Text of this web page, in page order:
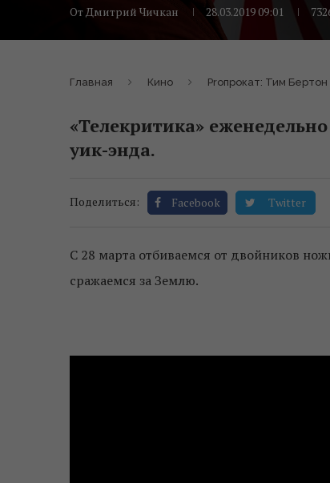
ОтДмитрий Чичкан 28.03.2019 09:01
Главная Кино Proпрокат: Тим
«Телекритика»
уик-энда.
Поделиться: Facebook Twitter
С 28 марта отбиваемся от двойников
сражаемся за Землю.